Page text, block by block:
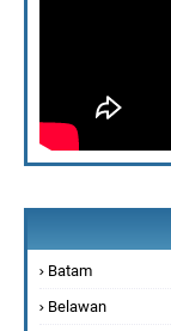
Batam
Belawan